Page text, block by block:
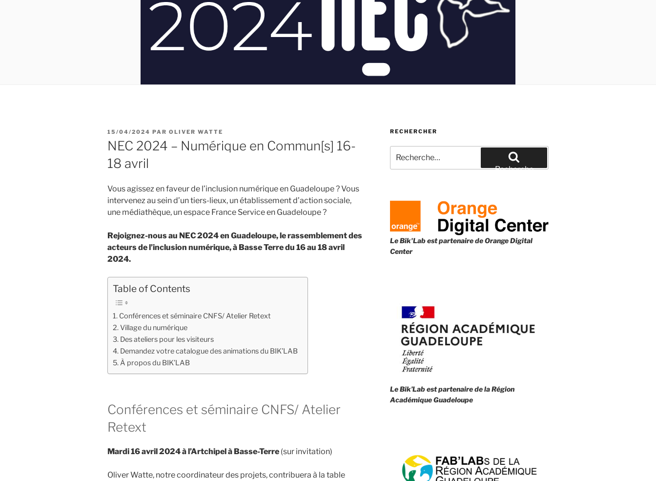
PUBLIÉ
LE
15/04/2024 PAR OLIVER WATTE
NEC 2024 – Numérique en Commun[s] 16-
18 avril
Vous agissez en faveur de l’inclusion numérique en Guadeloupe ? Vous
intervenez au sein d’un tiers-lieux, un établissement d’action sociale,
une médiathèque, un espace France Service en Guadeloupe ?
Rejoignez-nous au NEC 2024 en Guadeloupe, le rassemblement des
acteurs de l’inclusion numérique, à Basse Terre du 16 au 18 avril
2024.
Table of Contents
Conférences et séminaire CNFS/ Atelier Retext
Village du numérique
Des ateliers pour les visiteurs
Demandez votre catalogue des animations du BIK’LAB
À propos du BIK’LAB
Conférences et séminaire CNFS/ Atelier
Retext
Mardi 16 avril 2024 à l’Artchipel à Basse-Terre (sur invitation)
Oliver Watte, notre coordinateur des projets, contribuera à la table
RECHERCHER
pour
:
Recherche
Le Bik'Lab est partenaire deOrange Digital
Center
Le Bik’Lab est partenaire de laRégion
Académique Guadeloupe